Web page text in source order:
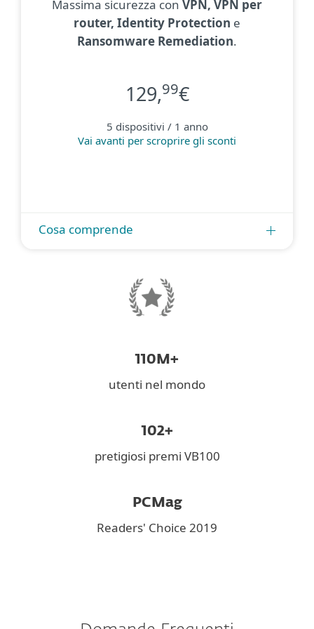
Massima sicurezza con VPN, VPN per
router, Identity Protection e
Ransomware Remediation.
129,99€
5 dispositivi / 1 anno
Vai avanti per scroprire gli sconti
Cosa comprende
110M+
utenti nel mondo
102+
pretigiosi premi VB100
PCMag
Readers' Choice 2019